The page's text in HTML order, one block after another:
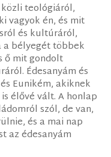
teológiáról,
vagyok én, és mit
és kultúráról,
a bélyegét többek
ő mit gondolt
Édesanyám és
Eunikém, akiknek
élővé vált. A honlap
szól, de van,
és a mai nap
az édesanyám